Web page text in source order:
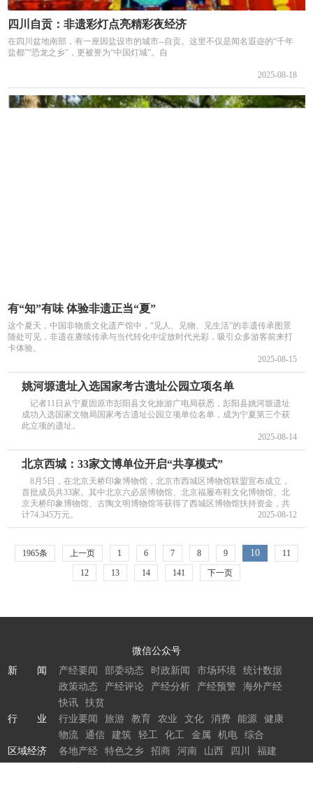
四川自贡：非遗彩灯点亮精彩夜经济
在四川盆地南部，有一座因盐设市的城市--自贡。这里不仅是闻名遐迩的“千年
盐都”“恐龙之乡”，更被誉为“中国灯城”。自
2025-08-18
有“知”有味 体验非遗正当“夏”
这个夏天，中国非物质文化遗产馆中，“见人、见物、见生活”的非遗传承图景
随处可见，非遗在赓续传承与当代转化中绽放时代光彩，吸引众多游客前来打
卡体验。
2025-08-15
姚河塬遗址入选国家考古遗址公园立项名单
记者11日从宁夏固原市彭阳县文化旅游广电局获悉，彭阳县姚河塬遗址
成功入选国家文物局国家考古遗址公园立项单位名单，成为宁夏第三个获
此立项的遗址。
2025-08-14
北京西城：33家文博单位开启“共享模式”
8月5日，在北京天桥印象博物馆，北京市西城区博物馆联盟宣布成立，
首批成员共33家。其中北京六必居博物馆、北京福履布鞋文化博物馆、北
京天桥印象博物馆、古陶文明博物馆等获得了西城区博物馆扶持资金，共
计74.345万元。
2025-08-12
1965条 上一页 1 6 7 8 9 10
11
12
13 14 141 下一页
微信公众号
新 闻
产经要闻 部委动态 时政新闻 市场环境
统计数据
政策动态
产经评论 产经分析 产经预警
海外产经
快讯
扶贫
行 业
行业要闻 旅游 教育 农业 文化 消费 能源
健康
物流
通信 建筑 轻工 化工 金属 机电
综合
区域经济
各地产经 特色之乡 招商 河南 山西 四川
福建